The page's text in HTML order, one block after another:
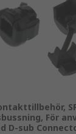
För
D-sub